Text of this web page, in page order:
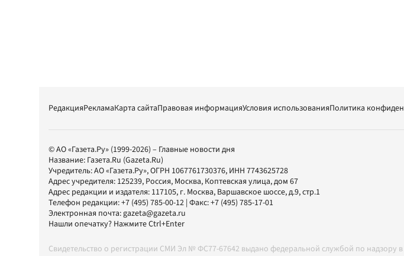
РедакцияРекламаКарта сайтаПравовая информацияУсловия использованияПолитика
© АО «Газета.Ру» (1999-2026) – Главные новости дня
Название: Газета.Ru (Gazeta.Ru)
Учредитель:АО «Газета.Ру», ОГРН 1067761730376, ИНН 7743625728
Адрес учредителя: 125239, Россия, Москва, Коптевская улица, дом 67
Адрес редакции и издателя: 117105, г. Москва, Варшавское шоссе, д.9, стр.1
Телефон редакции:+7 (495) 785-00-12 | Факс:+7 (495) 785-17-01
Электронная почта:gazeta@gazeta.ru
Нашли опечатку? Нажмите Ctrl+Enter
Свидетельство о регистрации СМИ Эл № ФС77-67642 выдано федеральной службой по